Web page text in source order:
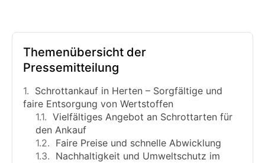
Themenübersicht der
Pressemitteilung
Schrottankauf in Herten – Sorgfältige und
faire Entsorgung von Wertstoffen
Vielfältiges Angebot an Schrottarten für
den Ankauf
Faire Preise und schnelle Abwicklung
Nachhaltigkeit und Umweltschutz im